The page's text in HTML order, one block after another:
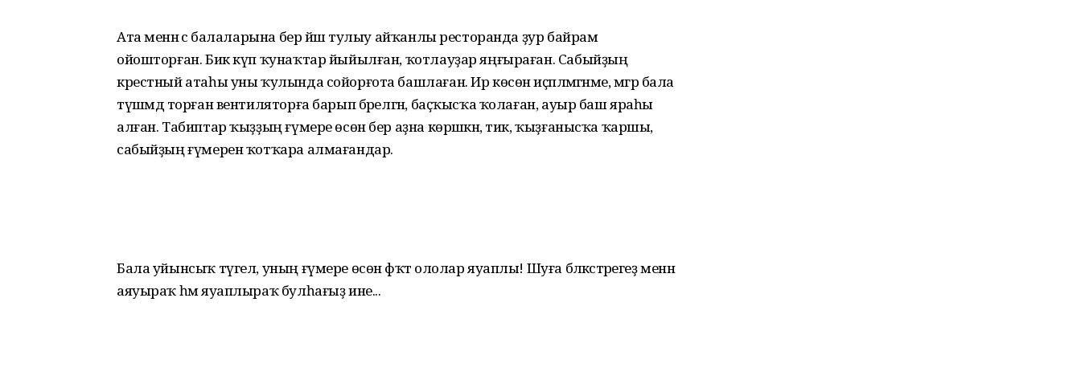
Ата менән әсә балаларына бер йәш тулыу айҡанлы ресторанда ҙур байрам
ойошторған. Бик күп ҡунаҡтар йыйылған, ҡотлауҙар яңғыраған. Сабыйҙың
крестный атаһы уны ҡулында сойорғота башлаған. Ир көсөн иҫәпләмәгәнме, мәгәр бала
түшәмдә торған вентиляторға барып бәрелгән, баҫҡысҡа ҡолаған, ауыр баш яраһы
алған. Табиптар ҡыҙҙың ғүмере өсөн бер аҙна көрәшкән, тик, ҡыҙғанысҡа ҡаршы,
сабыйҙың ғүмерен ҡотҡара алмағандар.
Бала уйынсыҡ түгел, уның ғүмере өсөн фәҡәт ололар яуаплы! Шуға бәләкәстәрегеҙ менән
аяуыраҡ һәм яуаплыраҡ булһағыҙ ине...